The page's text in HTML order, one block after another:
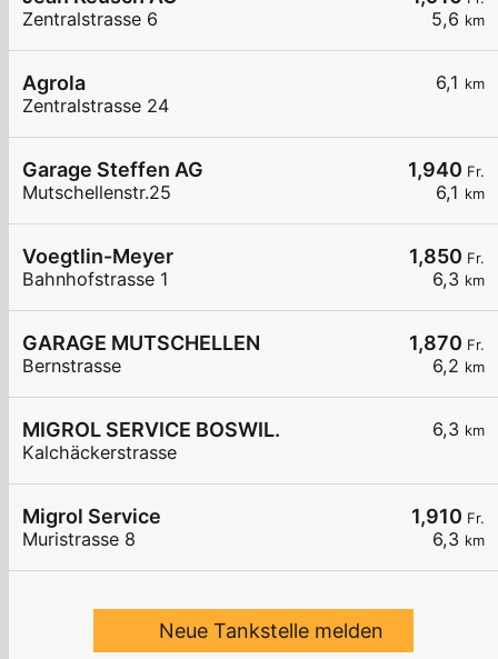
5,6 km
Zentralstrasse 6
6,1 km
Agrola
Zentralstrasse 24
1,940 Fr.
6,1 km
Garage Steffen AG
Mutschellenstr.25
1,850 Fr.
6,3 km
Voegtlin-Meyer
Bahnhofstrasse 1
1,870 Fr.
6,2 km
GARAGE MUTSCHELLEN
Bernstrasse
6,3 km
MIGROL SERVICE BOSWIL.
Kalchäckerstrasse
1,910 Fr.
6,3 km
Migrol Service
Muristrasse 8
Neue Tankstelle melden